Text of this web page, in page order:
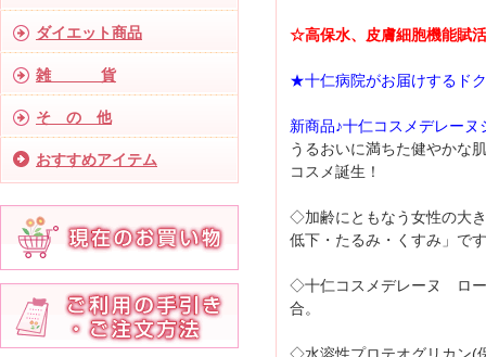
ダイエット商品
雑 貨
そ の 他
おすすめアイテム
☆高保水、皮膚細胞機能賦
★十仁病院がお届けするド
新商品♪十仁コスメデレーヌ
うるおいに満ちた健やかな
コスメ誕生！
◇加齢にともなう女性の大
低下・たるみ・くすみ」で
◇十仁コスメデレーヌ ロー
合。